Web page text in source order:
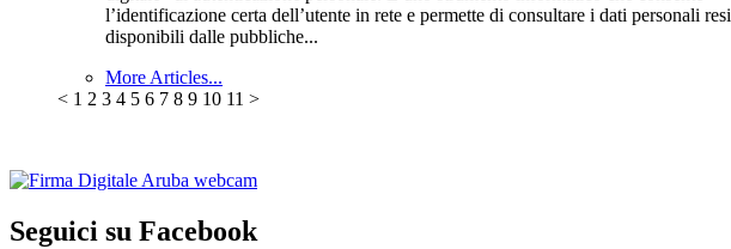
l’identificazione certa dell’utente in rete e permette di consultare i dati personali resi
disponibili dalle pubbliche...
More Articles...
< 1 2 3 4 5 6 7 8 9 10 11 >
Seguici su Facebook